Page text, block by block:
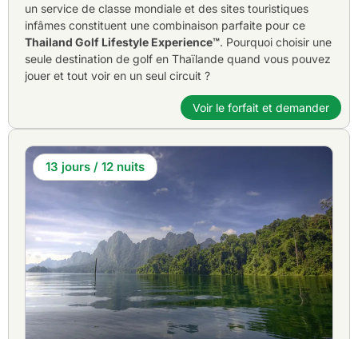
un service de classe mondiale et des sites touristiques
infâmes constituent une combinaison parfaite pour ce
Thailand Golf Lifestyle Experience™. Pourquoi choisir une
seule destination de golf en Thaïlande quand vous pouvez
jouer et tout voir en un seul circuit ?
Voir le forfait et demander
13 jours / 12 nuits